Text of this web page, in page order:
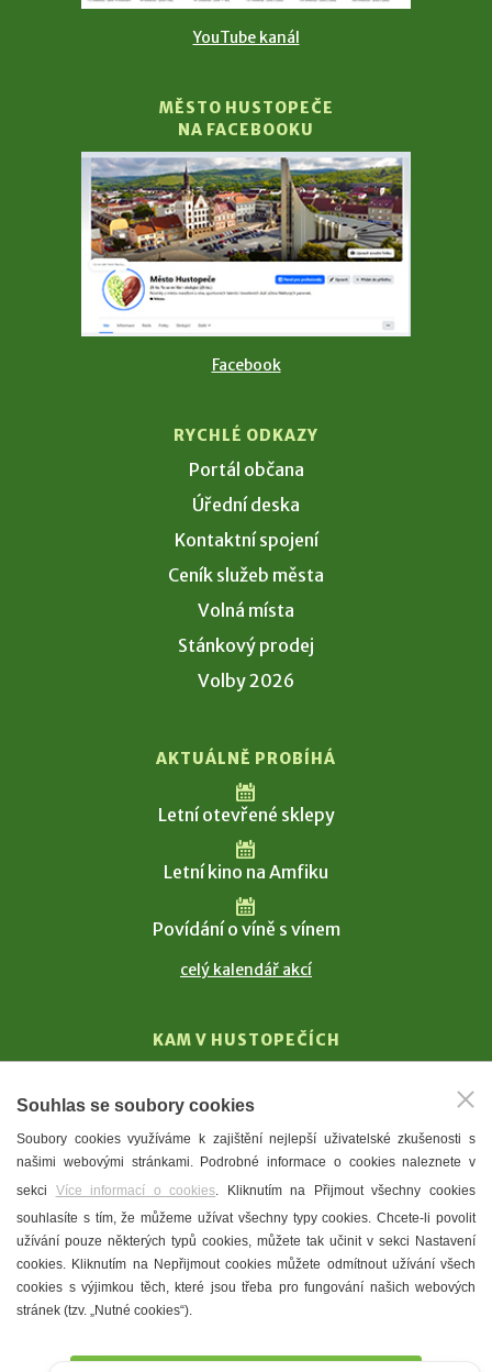
YouTube kanál
MĚSTO HUSTOPEČE
NA FACEBOOKU
Facebook
RYCHLÉ ODKAZY
Portál občana
Úřední deska
Kontaktní spojení
Ceník služeb města
Volná místa
Stánkový prodej
Volby 2026
AKTUÁLNĚ PROBÍHÁ
Letní otevřené sklepy
Letní kino na Amfiku
Povídání o víně s vínem
celý kalendář akcí
KAM V HUSTOPEČÍCH
T. G. Masaryk
Mandloně
Ubytování
Restaurace
Městské muzeum a galerie
Denní meníčka
Souhlas se soubory cookies
Soubory cookies využíváme k zajištění nejlepší uživatelské zkušenosti s
našimi webovými stránkami. Podrobné informace o cookies naleznete v
sekci Více informací o cookies. Kliknutím na Přijmout všechny cookies
souhlasíte s tím, že můžeme užívat všechny typy cookies. Chcete-li povolit
užívání pouze některých typů cookies, můžete tak učinit v sekci Nastavení
cookies. Kliknutím na Nepřijmout cookies můžete odmítnout užívání všech
cookies s výjimkou těch, které jsou třeba pro fungování našich webových
stránek (tzv. „Nutné cookies“).